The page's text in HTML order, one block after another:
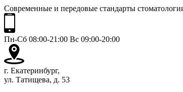
Современные и передовые стандарты
Пн-Сб 08:00-21:00 Вс 09:00-20:00
г. Екатеринбург,
ул. Татищева, д. 53